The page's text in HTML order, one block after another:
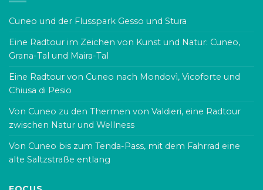
Cuneo und der Flusspark Gesso und Stura
Eine Radtour im Zeichen von Kunst und Natur: Cuneo,
Grana-Tal und Maira-Tal
Eine Radtour von Cuneo nach Mondovì, Vicoforte und
Chiusa di Pesio
Von Cuneo zu den Thermen von Valdieri, eine Radtour
zwischen Natur und Wellness
Von Cuneo bis zum Tenda-Pass, mit dem Fahrrad eine
alte Saltzstraße entlang